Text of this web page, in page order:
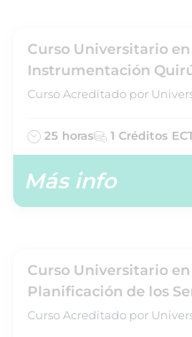
Curso Universitario
Instrumentación
Curso Acreditado por
25 horas 1 Créditos
Más info
Curso Universitario
Planificación de los
Curso Acreditado por